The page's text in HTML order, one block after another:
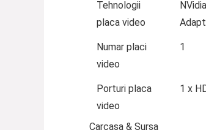
Tehnologii
placa video
Numar placi
video
1
Porturi placa
video
1 x
Carcasa & Sursa